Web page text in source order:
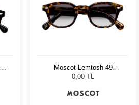
Moscot Lemtosh 49
Tortoise American Grey
0,00 TL